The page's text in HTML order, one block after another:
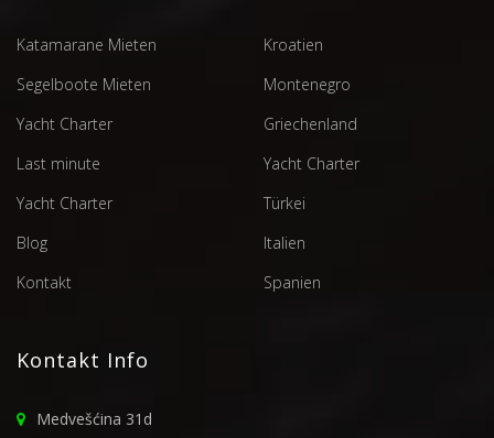
Katamarane Mieten
Segelboote Mieten
Yacht Charter
Last minute
Yacht Charter
Blog
Kontakt
Kroatien
Montenegro
Griechenland
Yacht Charter
Türkei
Italien
Spanien
Kontakt Info
Medvešćina 31d